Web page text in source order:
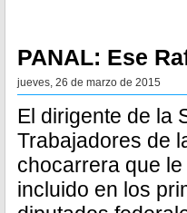
PANAL: Ese
jueves, 26 de marzo de 2015
El dirigente de la
Trabajadores de
chocarrera que
incluido en los